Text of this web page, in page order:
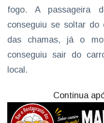
fogo. A passageira
conseguiu se soltar
das chamas, já o
conseguiu sair do
local.
Continua